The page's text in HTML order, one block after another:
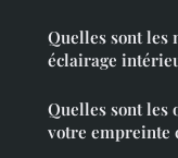
Quelles sont les
éclairage
Quelles sont les
votre empreinte